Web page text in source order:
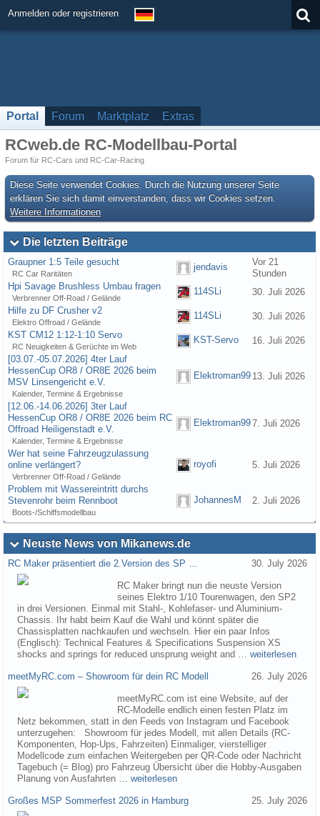
Anmelden oder registrieren
Portal Forum Marktplatz Extras
RCweb.de RC-Modellbau-Portal
Forum für RC-Cars und RC-Car-Racing
Diese Seite verwendet Cookies. Durch die Nutzung unserer Seite
erklären Sie sich damit einverstanden, dass wir Cookies setzen.
Weitere Informationen
Die letzten Beiträge
Graupner 1:5 Teile gesucht
RC Car Raritäten
jendavis
Vor 21
Stunden
Hpi Savage Brushless Umbau fragen
Verbrenner Off-Road / Gelände
114SLi
30. Juli 2026
Hilfe zu DF Crusher v2
Elektro Offroad / Gelände
114SLi
30. Juli 2026
KST CM12 1:12-1:10 Servo
RC Neuigkeiten & Gerüchte im Web
KST-Servo
16. Juli 2026
[03.07.-05.07.2026] 4ter Lauf
HessenCup OR8 / OR8E 2026 beim
MSV Linsengericht e.V.
Kalender, Termine & Ergebnisse
Elektroman99 13. Juli 2026
[12.06.-14.06.2026] 3ter Lauf
HessenCup OR8 / OR8E 2026 beim RC
Offroad Heiligenstadt e.V.
Kalender, Termine & Ergebnisse
Elektroman997. Juli 2026
Wer hat seine Fahrzeugzulassung
online verlängert?
Verbrenner Off-Road / Gelände
royofi 5. Juli 2026
Problem mit Wassereintritt durchs
Stevenrohr beim Rennboot
Boots-/Schiffsmodellbau
JohannesM 2. Juli 2026
Neuste News von Mikanews.de
RC Maker präsentiert die 2.Version des SP … 30. July 2026
RC Maker bringt nun die neuste Version
seines Elektro 1/10 Tourenwagen, den SP2
in drei Versionen. Einmal mit Stahl-, Kohlefaser- und Aluminium-
Chassis. Ihr habt beim Kauf die Wahl und könnt später die
Chassisplatten nachkaufen und wechseln. Hier ein paar Infos
(Englisch): Technical Features & Specifications Suspension XS
shocks and springs for reduced unsprung weight and … weiterlesen
meetMyRC.com – Showroom für dein RC Modell 26. July 2026
meetMyRC.com ist eine Website, auf der
RC-Modelle endlich einen festen Platz im
Netz bekommen, statt in den Feeds von Instagram und Facebook
unterzugehen: Showroom für jedes Modell, mit allen Details (RC-
Komponenten, Hop-Ups, Fahrzeiten) Einmaliger, vierstelliger
Modellcode zum einfachen Weitergeben per QR-Code oder Nachricht
Tagebuch (= Blog) pro Fahrzeug Übersicht über die Hobby-Ausgaben
Planung von Ausfahrten … weiterlesen
Großes MSP Sommerfest 2026 in Hamburg 25. July 2026